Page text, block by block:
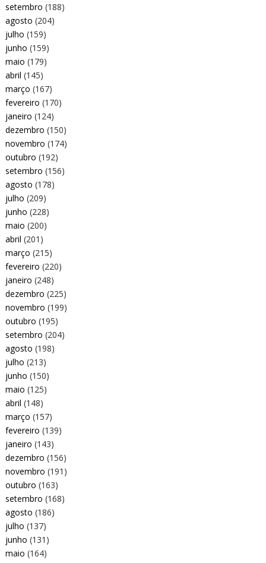
setembro (188)
agosto (204)
julho (159)
junho (159)
maio (179)
abril (145)
março (167)
fevereiro (170)
janeiro (124)
dezembro (150)
novembro (174)
outubro (192)
setembro (156)
agosto (178)
julho (209)
junho (228)
maio (200)
abril (201)
março (215)
fevereiro (220)
janeiro (248)
dezembro (225)
novembro (199)
outubro (195)
setembro (204)
agosto (198)
julho (213)
junho (150)
maio (125)
abril (148)
março (157)
fevereiro (139)
janeiro (143)
dezembro (156)
novembro (191)
outubro (163)
setembro (168)
agosto (186)
julho (137)
junho (131)
maio (164)